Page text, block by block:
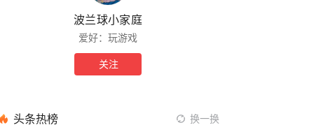
波兰球小家庭
爱好：玩游戏
关注
头条热榜 换一换